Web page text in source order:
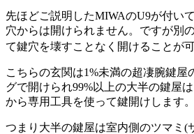
先ほどご説明したMIWAのU9が付い
穴からは開けられません。ですが別
て鍵穴を壊すことなく開けることが
こちらの玄関は1%未満の超凄腕鍵屋
グで開けられ99%以上の大半の鍵屋
から専用工具を使って鍵開けします。
つまり大半の鍵屋は室内側のツマミ(